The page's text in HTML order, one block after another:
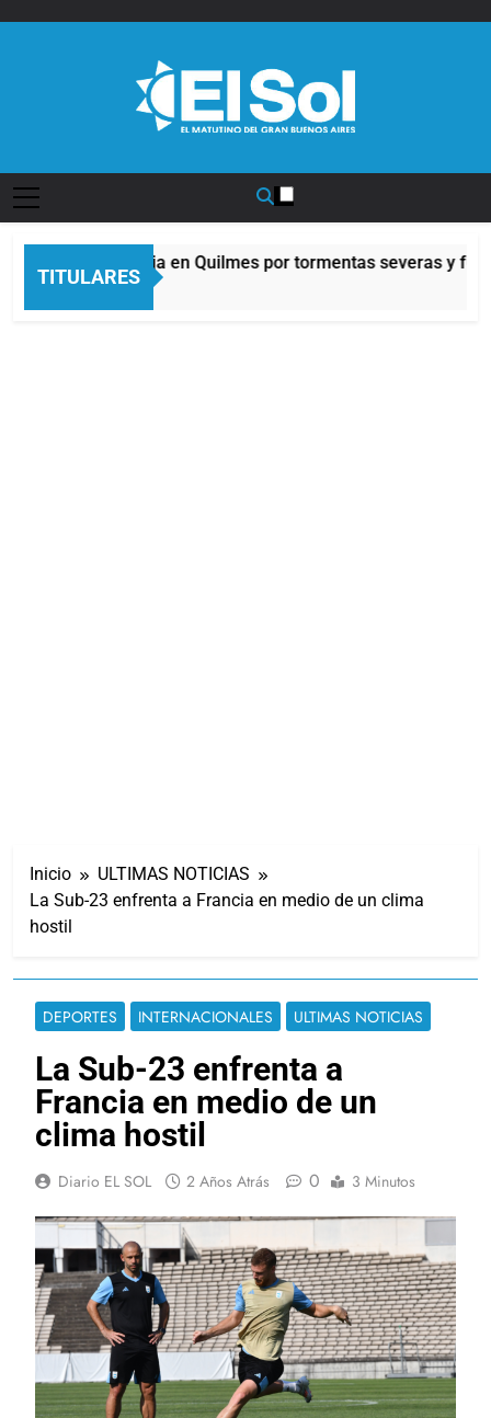
TITULARES
Alerta naranja en Quilmes por tormentas severas y
6 Horas Atrás
Inicio
ULTIMAS NOTICIAS
La Sub-23 enfrenta a Francia en medio de un clima
hostil
DEPORTES INTERNACIONALES ULTIMAS NOTICIAS
La Sub-23 enfrenta a
Francia en medio de un
clima hostil
Diario EL SOL 2 Años Atrás 0 3 Minutos